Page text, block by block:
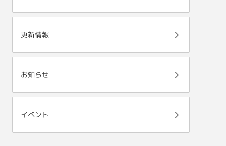
更新情報
お知らせ
イベント